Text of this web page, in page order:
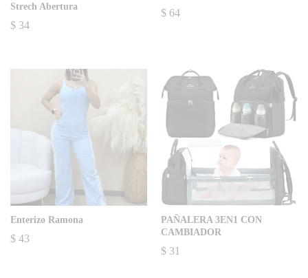
Strech Abertura
$ 34
$ 64
Enterizo Ramona
$ 43
PAÑALERA 3EN1 CON
CAMBIADOR
$ 31